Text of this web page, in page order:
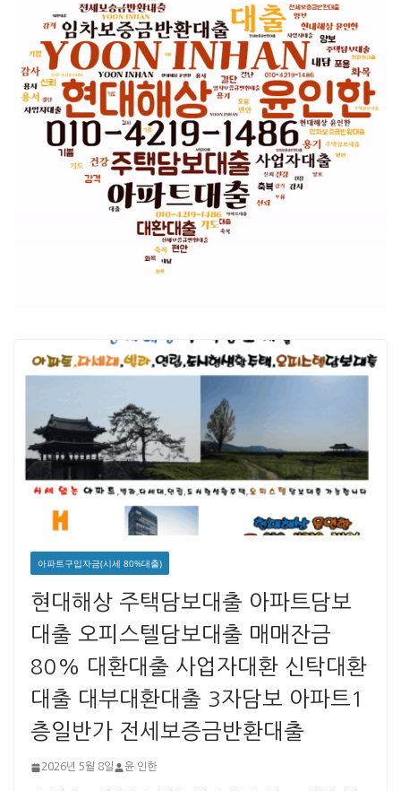
아파트구입자금(시세 80%대출)
현대해상 주택담보대출 아파트담보
대출 오피스텔담보대출 매매잔금
80% 대환대출 사업자대환 신탁대환
대출 대부대환대출 3자담보 아파트1
층일반가 전세보증금반환대출
2026년 5월 8일 윤 인한